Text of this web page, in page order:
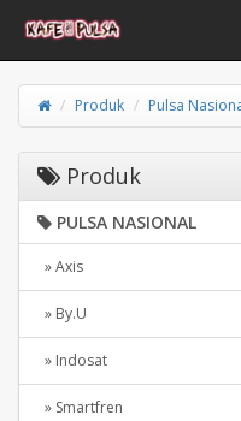
Produk Pulsa
Produk
PULSA NASIONAL
» Axis
» By.U
» Indosat
» Smartfren